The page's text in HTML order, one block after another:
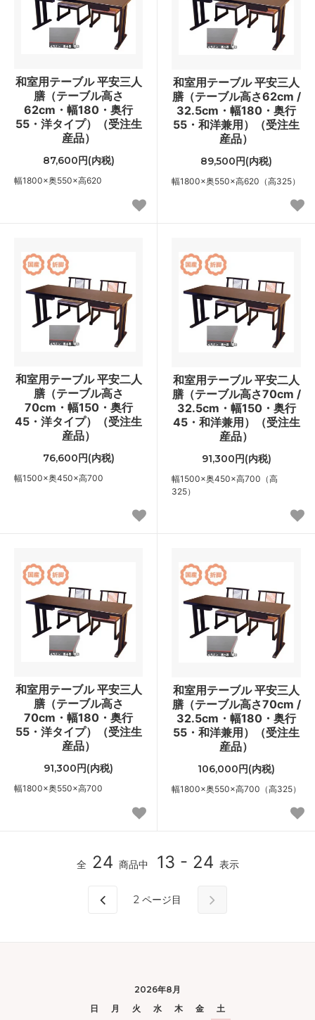
和室用テーブル 平安三人
膳（テーブル高さ
62cm・幅180・奥行
55・洋タイプ）（受注生
産品）
87,600円(内税)
幅1800×奥550×高620
和室用テーブル 平安三人
膳（テーブル高さ62cm /
32.5cm・幅180・奥行
55・和洋兼用）（受注生
産品）
89,500円(内税)
幅1800×奥550×高620（高325）
和室用テーブル 平安二人
膳（テーブル高さ
70cm・幅150・奥行
45・洋タイプ）（受注生
産品）
76,600円(内税)
幅1500×奥450×高700
和室用テーブル 平安二人
膳（テーブル高さ70cm /
32.5cm・幅150・奥行
45・和洋兼用）（受注生
産品）
91,300円(内税)
幅1500×奥450×高700（高
325）
和室用テーブル 平安三人
膳（テーブル高さ
70cm・幅180・奥行
55・洋タイプ）（受注生
産品）
91,300円(内税)
幅1800×奥550×高700
和室用テーブル 平安三人
膳（テーブル高さ70cm /
32.5cm・幅180・奥行
55・和洋兼用）（受注生
産品）
106,000円(内税)
幅1800×奥550×高700（高325）
全 24 商品中 13 - 24 表示
2 ページ目
2026年8月
日
月 火 水 木 金
土